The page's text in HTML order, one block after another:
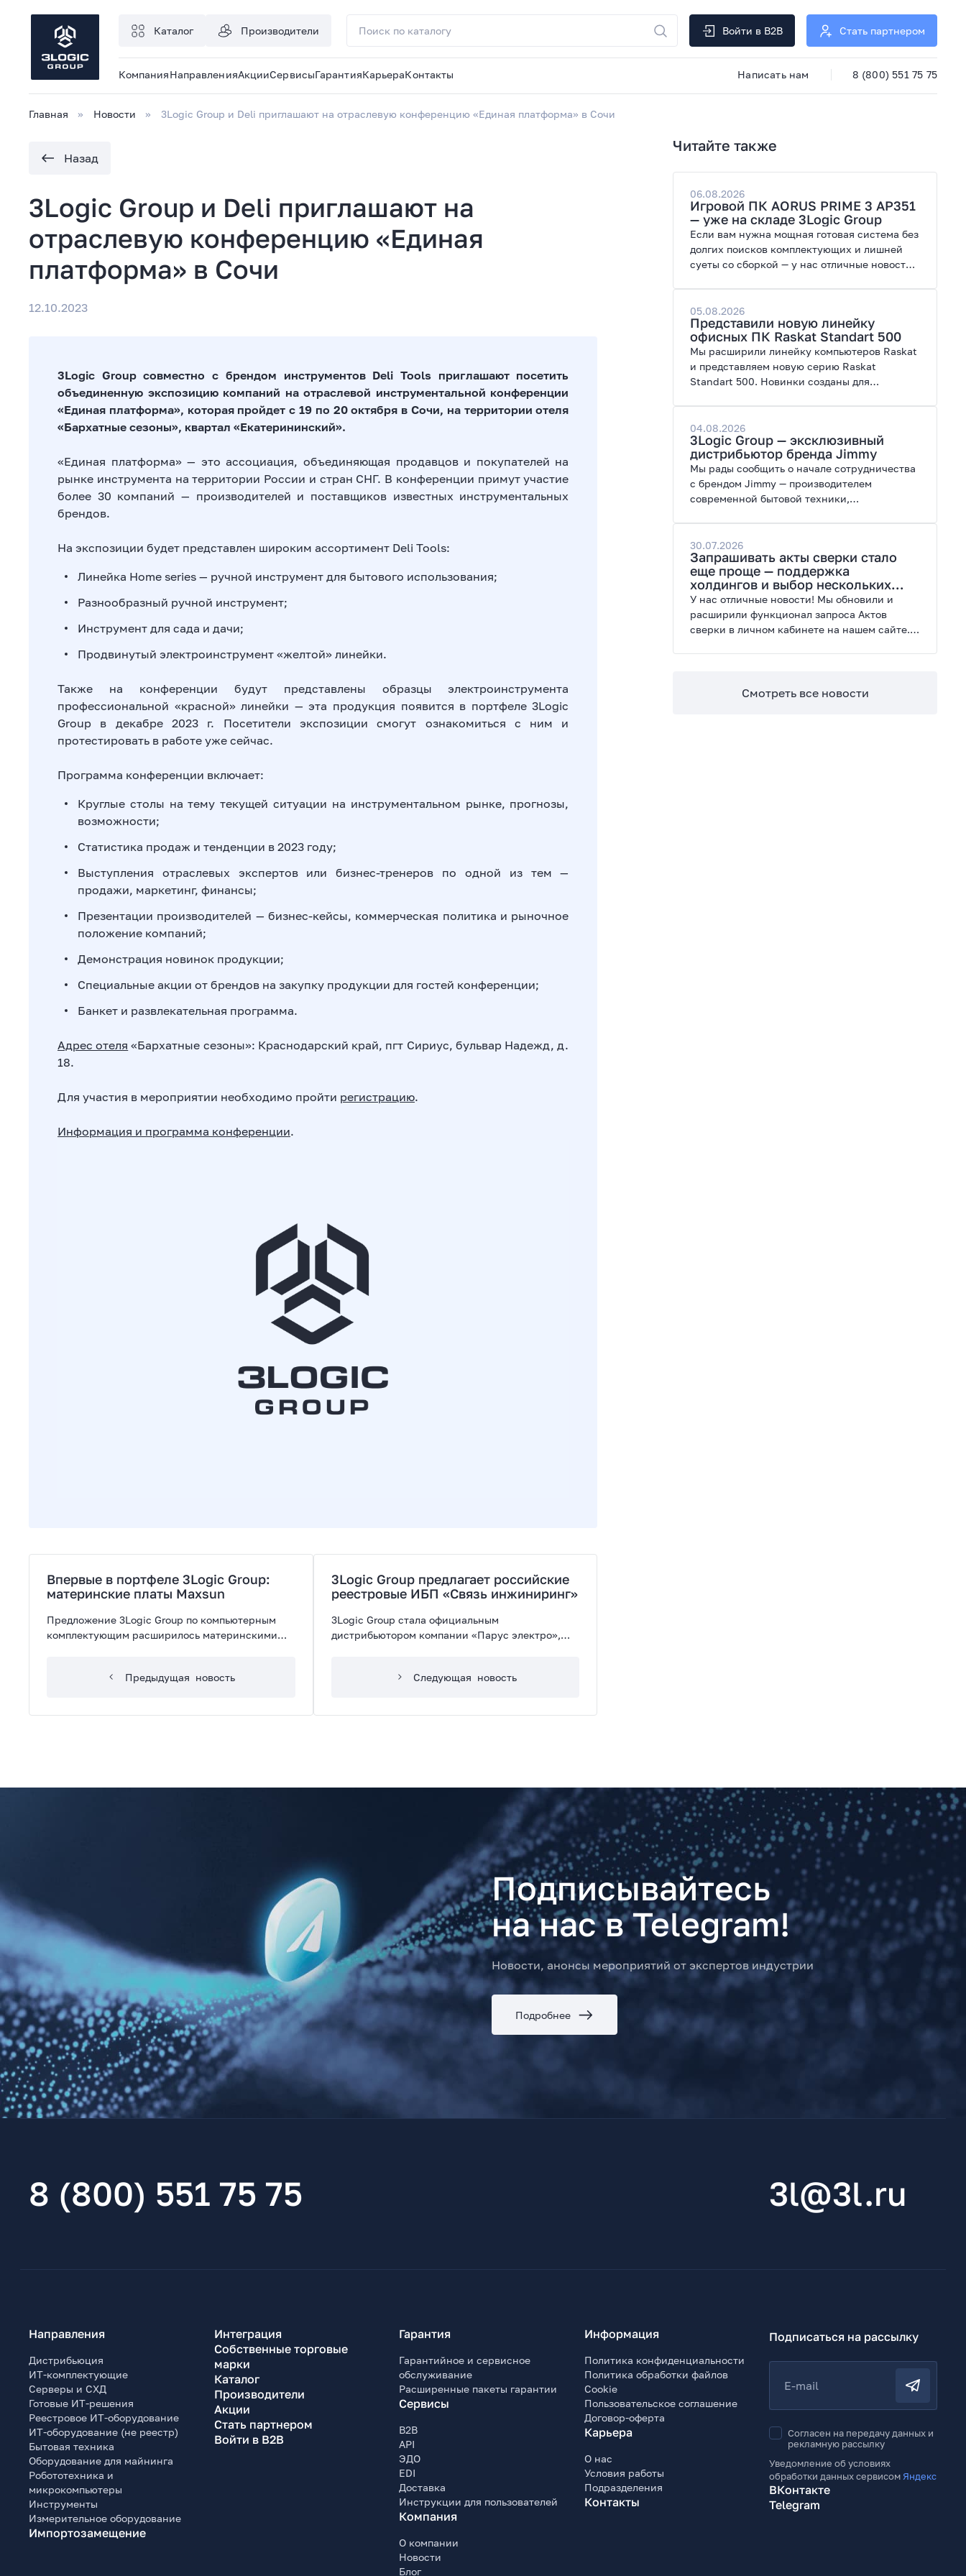
Каталог Производители Войти в B2B Стать партнером
КомпанияНаправленияАкцииСервисыГарантияКарьераКонтакты Написать нам 8 (800) 551 75 75
Главная Новости 3Logic Group и Deli приглашают на отраслевую конференцию «Единая платформа» в Сочи
Назад
3Logic Group и Deli приглашают на
отраслевую конференцию «Единая
платформа» в Сочи
12.10.2023
3Logic Group совместно с брендом инструментов Deli Tools приглашают посетить
объединенную экспозицию компаний на отраслевой инструментальной конференции
«Единая платформа», которая пройдет с 19 по 20 октября в Сочи, на территории отеля
«Бархатные сезоны», квартал «Екатерининский».
«Единая платформа» — это ассоциация, объединяющая продавцов и покупателей на
рынке инструмента на территории России и стран СНГ. В конференции примут участие
более 30 компаний — производителей и поставщиков известных инструментальных
брендов.
На экспозиции будет представлен широким ассортимент Deli Tools:
Линейка Home series — ручной инструмент для бытового использования;
Разнообразный ручной инструмент;
Инструмент для сада и дачи;
Продвинутый электроинструмент «желтой» линейки.
Также на конференции будут представлены образцы электроинструмента
профессиональной «красной» линейки — эта продукция появится в портфеле 3Logic
Group в декабре 2023 г. Посетители экспозиции смогут ознакомиться с ним и
протестировать в работе уже сейчас.
Программа конференции включает:
Круглые столы на тему текущей ситуации на инструментальном рынке, прогнозы,
возможности;
Статистика продаж и тенденции в 2023 году;
Выступления отраслевых экспертов или бизнес-тренеров по одной из тем —
продажи, маркетинг, финансы;
Презентации производителей — бизнес-кейсы, коммерческая политика и рыночное
положение компаний;
Демонстрация новинок продукции;
Специальные акции от брендов на закупку продукции для гостей конференции;
Банкет и развлекательная программа.
Адрес отеля «Бархатные сезоны»: Краснодарский край, пгт Сириус, бульвар Надежд, д.
18.
Для участия в мероприятии необходимо пройти регистрацию.
Информация и программа конференции.
Впервые в портфеле 3Logic Group:
материнские платы Maxsun
Предложение 3Logic Group по компьютерным
комплектующим расширилось материнскими
качеству А-брендам.Предыдущая новость
3Logic Group предлагает российские
реестровые ИБП «Связь инжиниринг»
3Logic Group стала официальным
дистрибьютором компании «Парус электро»,
реестр российского оборудования
Следующая новость
Читайте также
06.08.2026
Игровой ПК AORUS PRIME 3 AP351
— уже на складе 3Logic Group
Если вам нужна мощная готовая система без
долгих поисков комплектующих и лишней
суеты со сборкой — у нас отличные новости.
графических нагрузок, современных игр и
работы с нейросетями.
05.08.2026
Представили новую линейку
офисных ПК Raskat Standart 500
Мы расширили линейку компьютеров Raskat
и представляем новую серию Raskat
Standart 500. Новинки созданы для
энергоэффективность и широкие
возможности модернизации.
04.08.2026
3Logic Group — эксклюзивный
дистрибьютор бренда Jimmy
Мы рады сообщить о начале сотрудничества
с брендом Jimmy — производителем
современной бытовой техники,
30.07.2026
Запрашивать акты сверки стало
еще проще — поддержка
холдингов и выбор нескольких
периодов
У нас отличные новости! Мы обновили и
расширили функционал запроса Актов
сверки в личном кабинете на нашем сайте.
Смотреть все новости
Подписывайтесь
на нас в Telegram!
Новости, анонсы мероприятий от экспертов индустрии
Подробнее
8 (800) 551 75 75 3l@3l.ru
Направления
Дистрибьюция
ИТ-комплектующие
Серверы и СХД
Готовые ИТ-решения
Реестровое ИТ-оборудование
ИТ-оборудование (не реестр)
Бытовая техника
Оборудование для майнинга
Робототехника и
микрокомпьютеры
Инструменты
Измерительное оборудование
Импортозамещение
Интеграция
Собственные торговые
марки
Каталог
Производители
Акции
Стать партнером
Войти в B2B
Гарантия
Гарантийное и сервисное
обслуживание
Расширенные пакеты гарантии
Сервисы
B2B
API
ЭДО
EDI
Доставка
Инструкции для пользователей
Компания
О компании
Новости
Блог
Информация
Политика конфиденциальности
Политика обработки файлов
Cookie
Пользовательское соглашение
Договор-оферта
Карьера
О нас
Условия работы
Подразделения
Контакты
Подписаться на рассылку
E-mail
Согласен на передачу данных и
рекламную рассылку
Уведомление об условиях
обработки данных сервисом Яндекс
ВКонтакте
Telegram